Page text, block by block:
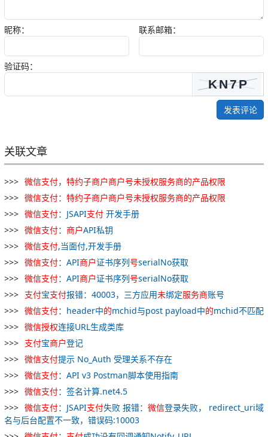
昵称： 联系邮箱：
验证码：
发表评论
关联文章
微信支付， 特约子商户商户号未授权服务商的产品权限
微信支付： 特约子商户商户号未授权服务商的产品权限
微信支付：JSAPI支付 开发手册
微信支付： 商户API私钥
微信支付,当面付,开发手册
微信支付：API商户证书序列号serialNo获取
微信支付：API商户证书序列号serialNo获取
支付宝支付报错：40003，三方应用未绑定服务商账号
微信支付：header中的mchid与post payload中的mchid不匹配
微信授权连接URL生成类库
支付宝商户登记
微信支付提示 No_Auth 受理关系不存在
微信支付：API v3 Postman脚本使用指南
微信支付：签名计算.net4.5
微信支付：JSAPI支付失败 报错： 微信登录失败， redirect_uri域
名与后台配置不一致，错误码:10003